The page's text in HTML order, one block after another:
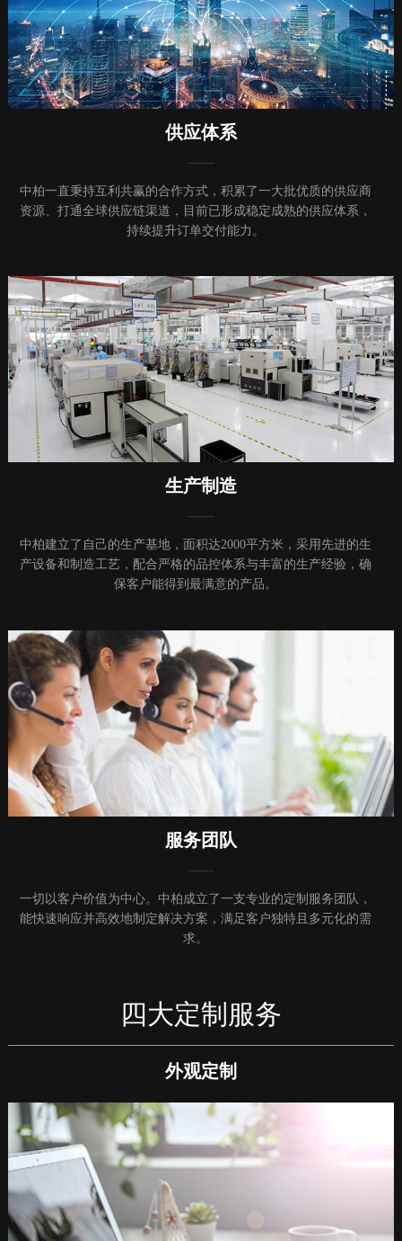
供应体系
中柏一直秉持互利共赢的合作方式，积累了一大批优质的供应商
资源、打通全球供应链渠道，目前已形成稳定成熟的供应体系，
持续提升订单交付能力。
生产制造
中柏建立了自己的生产基地，面积达2000平方米，采用先进的生
产设备和制造工艺，配合严格的品控体系与丰富的生产经验，确
保客户能得到最满意的产品。
服务团队
一切以客户价值为中心。中柏成立了一支专业的定制服务团队，
能快速响应并高效地制定解决方案， 满足客户独特且多元化的需
求。
四大定制服务
外观定制